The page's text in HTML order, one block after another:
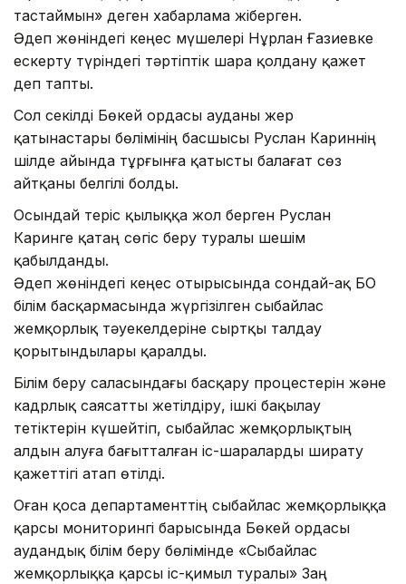
тастаймын» деген хабарлама жіберген.
Әдеп жөніндегі кеңес мүшелері Нұрлан Ғазиевке
ескерту түріндегі тәртіптік шара қолдану қажет
деп тапты.
Сол секілді Бөкей ордасы ауданы жер
қатынастары бөлімінің басшысы Руслан Кариннің
шілде айында тұрғынға қатысты балағат сөз
айтқаны белгілі болды.
Осындай теріс қылыққа жол берген Руслан
Каринге қатаң сөгіс беру туралы шешім
қабылданды.
Әдеп жөніндегі кеңес отырысында сондай-ақ БҚО
білім басқармасында жүргізілген сыбайлас
жемқорлық тәуекелдеріне сыртқы талдау
қорытындылары қаралды.
Білім беру саласындағы басқару процестерін және
кадрлық саясатты жетілдіру, ішкі бақылау
тетіктерін күшейтіп, сыбайлас жемқорлықтың
алдын алуға бағытталған іс-шараларды ширату
қажеттігі атап өтілді.
Оған қоса департаменттің сыбайлас жемқорлыққа
қарсы мониторингі барысында Бөкей ордасы
аудандық білім беру бөлімінде «Сыбайлас
жемқорлыққа қарсы іс-қимыл туралы» Заң